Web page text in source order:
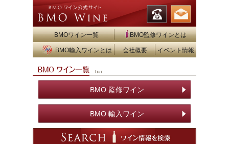
BMOワイン一覧 BMO監修ワインとは
BMO輸入ワインとは 会社概要 イベント情報
BMO 監修ワイン
BMO 輸入ワイン